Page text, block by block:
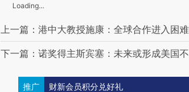
Loading...
上一篇：港中大教授施康：全球合作进入困
下一篇：诺奖得主斯宾塞：未来或形成美国
推广 财新会员积分兑好礼